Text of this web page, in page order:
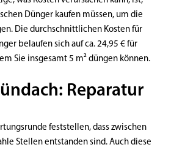
Dünger kaufen müssen, um die
Die durchschnittlichen Kosten für
belaufen sich auf ca. 24,95 € für
Sie insgesamt 5 m² düngen können.
Reparatur
feststellen, dass zwischen
Stellen entstanden sind. Auch diese